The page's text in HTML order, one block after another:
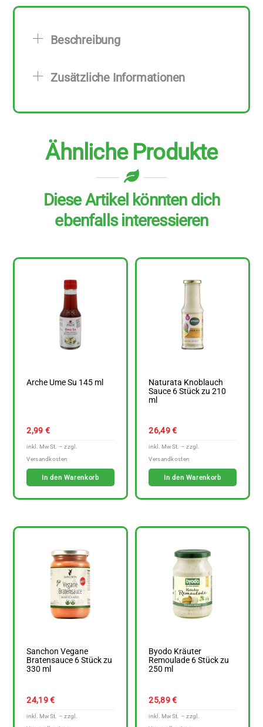
zu
Menge
Beschreibung
Zusätzliche Informationen
Ähnliche Produkte
Diese Artikel könnten dich
ebenfalls interessieren
Arche Ume Su 145 ml
2,99 €
In den Warenkorb
Naturata Knoblauch
Sauce 6 Stück zu 210
ml
26,49€
In den Warenkorb
Sanchon Vegane
Bratensauce 6 Stück zu
330 ml
24,19€
Byodo Kräuter
Remoulade 6 Stück zu
250 ml
25,89€